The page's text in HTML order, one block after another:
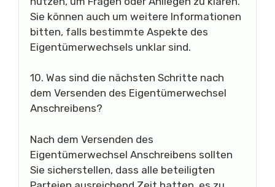
Sie können auch um weitere Informationen
bitten, falls bestimmte Aspekte des
Eigentümerwechsels unklar sind.
10. Was sind die nächsten Schritte nach
dem Versenden des Eigentümerwechsel
Anschreibens?
Nach dem Versenden des
Eigentümerwechsel Anschreibens sollten
Sie sicherstellen, dass alle beteiligten